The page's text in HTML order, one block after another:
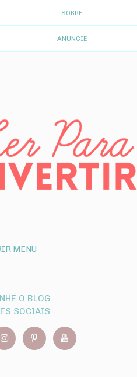
SOBRE
ANUNCIE
MENU
O BLOG
SOCIAIS